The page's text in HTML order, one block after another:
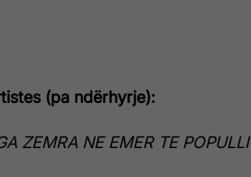
(pa ndërhyrje):
ZEMRA NE EMER TE